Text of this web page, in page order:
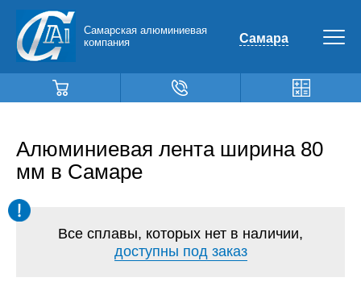
Самарская алюминиевая
компания
Самара
Алюминиевая лента ширина 80
мм в Самаре
Все сплавы, которых нет в наличии,
доступны под заказ